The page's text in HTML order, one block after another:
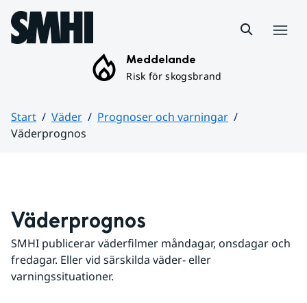
Hoppa till sidans innehåll
Meddelande
Risk för skogsbrand
Start Väder
Prognoser och varningar
Väderprognos
Väderprognos
SMHI publicerar väderfilmer måndagar, onsdagar och
fredagar. Eller vid särskilda väder- eller
varningssituationer.